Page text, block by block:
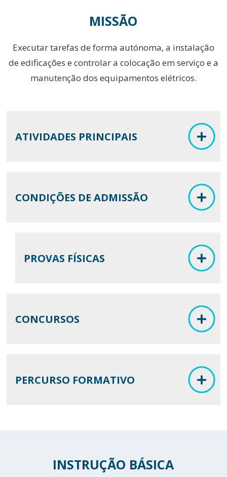
MISSÃO
Executar tarefas de forma autónoma, a instalação
de edificações e controlar a colocação em serviço e a
manutenção dos equipamentos elétricos.
ATIVIDADES PRINCIPAIS
CONDIÇÕES DE ADMISSÃO
PROVAS FÍSICAS
CONCURSOS
PERCURSO FORMATIVO
INSTRUÇÃO BÁSICA